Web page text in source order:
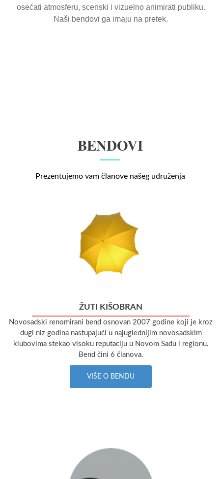
osećati atmosferu, scenski i vizuelno animirati publiku.
Naši bendovi ga imaju na pretek.
BENDOVI
Prezentujemo vam članove našeg udruženja
ŽUTI KIŠOBRAN
Novosadski renomirani bend osnovan 2007 godine koji je kroz
dugi niz godina nastupajući u najuglednijim novosadskim
klubovima stekao visoku reputaciju u Novom Sadu i regionu.
Bend čini 6 članova.
VIŠE O BENDU